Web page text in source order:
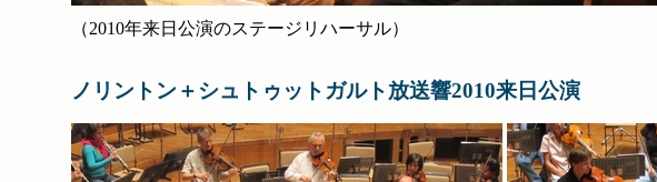
（2010年来日公演のステージリハーサル）
ノリントン＋シュトゥットガルト放送響2010来日公演